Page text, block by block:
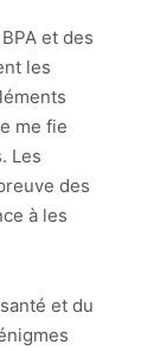
et des
les
me fie
Les
des
à les
et du